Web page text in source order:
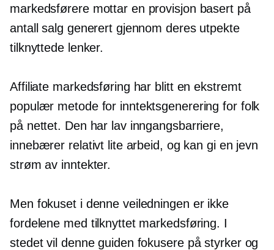
markedsførere mottar en provisjon basert på
antall salg generert gjennom deres utpekte
tilknyttede lenker.
Affiliate markedsføring har blitt en ekstremt
populær metode for inntektsgenerering for folk
på nettet. Den har lav inngangsbarriere,
innebærer relativt lite arbeid, og kan gi en jevn
strøm av inntekter.
Men fokuset i denne veiledningen er ikke
fordelene med tilknyttet markedsføring. I
stedet vil denne guiden fokusere på styrker og